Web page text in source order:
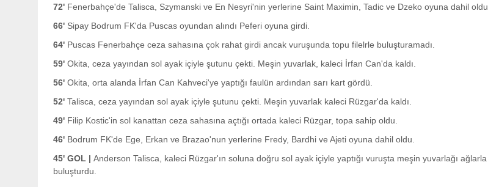
72' Fenerbahçe'de Talisca, Szymanski ve En Nesyri'nin yerlerine Saint Maximin, Tadic ve Dzeko oyuna dahil oldu.
66' Sipay Bodrum FK'da Puscas oyundan alındı Peferi oyuna girdi.
64' Puscas Fenerbahçe ceza sahasına çok rahat girdi ancak vuruşunda topu filelrle buluşturamadı.
59' Okita, ceza yayından sol ayak içiyle şutunu çekti. Meşin yuvarlak, kaleci İrfan Can'da kaldı.
56' Okita, orta alanda İrfan Can Kahveci'ye yaptığı faulün ardından sarı kart gördü.
52' Talisca, ceza yayından sol ayak içiyle şutunu çekti. Meşin yuvarlak kaleci Rüzgar'da kaldı.
49' Filip Kostic'in sol kanattan ceza sahasına açtığı ortada kaleci Rüzgar, topa sahip oldu.
46' Bodrum FK'de Ege, Erkan ve Brazao'nun yerlerine Fredy, Bardhi ve Ajeti oyuna dahil oldu.
45' GOL | Anderson Talisca, kaleci Rüzgar'ın soluna doğru sol ayak içiyle yaptığı vuruşta meşin yuvarlağı ağlarla
buluşturdu.